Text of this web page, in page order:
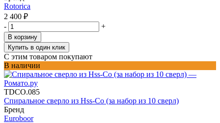
Rotorica
2 400 ₽
-
+
В корзину
Купить в один клик
С этим товаром покупают
В наличии
TDCO.085
Спиральное сверло из Hss-Co (за набор из 10 сверл)
Бренд
Euroboor